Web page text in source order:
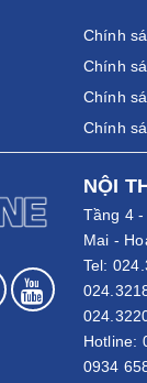
quý khách có
nghiệp, ngân
két sắt nữ trang.
The One
Chính
Chính
Chính
Chính
NỘI
Tầng 4
Mai -
Tel:
Hotline:
0934